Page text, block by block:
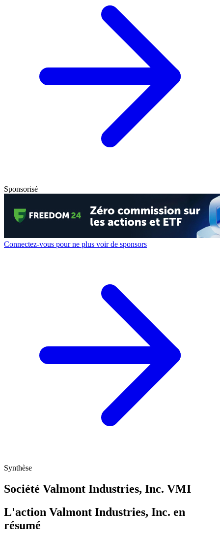
Sponsorisé
Connectez-vous pour ne plus voir de sponsors
Synthèse
Société Valmont Industries, Inc. VMI
L'action Valmont Industries, Inc. en
résumé